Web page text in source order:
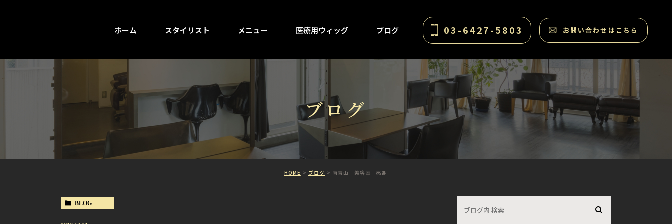
ホーム スタイリスト メニュー 医療用ウィッグ ブログ 03-6427-5803 お問い合わせはこちら
ブログ
HOME ブログ 南青山 美容室 感謝
BLOG